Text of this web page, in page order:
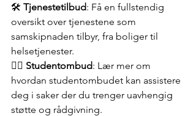
🛠️ Tjenestetilbud: Få en fullstendig
oversikt over tjenestene som
samskipnaden tilbyr, fra boliger til
helsetjenester.
👩‍⚖️ Studentombud: Lær mer om
hvordan studentombudet kan assistere
deg i saker der du trenger uavhengig
støtte og rådgivning.